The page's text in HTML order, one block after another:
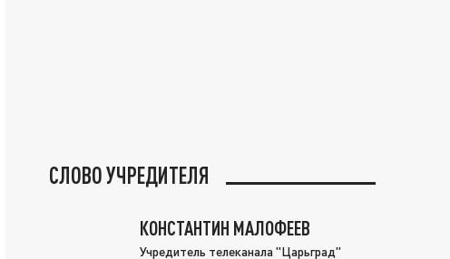
СЛОВО УЧРЕДИТЕЛЯ
КОНСТАНТИН МАЛОФЕЕВ
Учредитель телеканала "Царьград"